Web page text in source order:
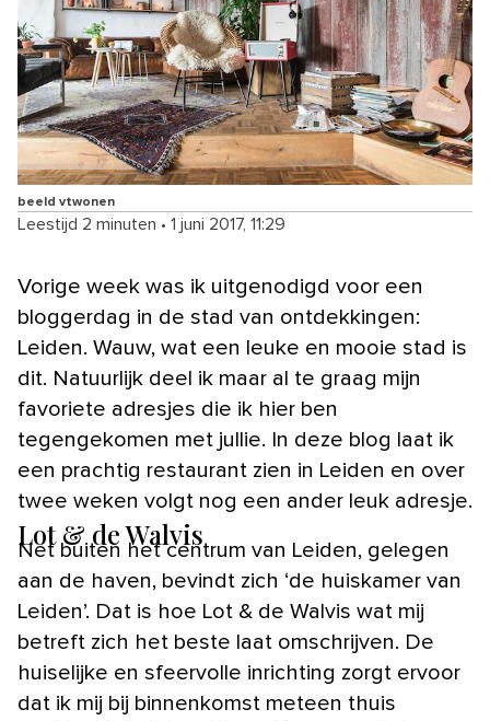
beeld vtwonen
Leestijd 2 minuten • 1 juni 2017, 11:29
Vorige week was ik uitgenodigd voor een
bloggerdag in de stad van ontdekkingen:
Leiden. Wauw, wat een leuke en mooie stad is
dit. Natuurlijk deel ik maar al te graag mijn
favoriete adresjes die ik hier ben
tegengekomen met jullie. In deze blog laat ik
een prachtig restaurant zien in Leiden en over
twee weken volgt nog een ander leuk adresje.
Lot & de Walvis
Net buiten het centrum van Leiden, gelegen
aan de haven, bevindt zich ‘de huiskamer van
Leiden’. Dat is hoe Lot & de Walvis wat mij
betreft zich het beste laat omschrijven. De
huiselijke en sfeervolle inrichting zorgt ervoor
dat ik mij bij binnenkomst meteen thuis